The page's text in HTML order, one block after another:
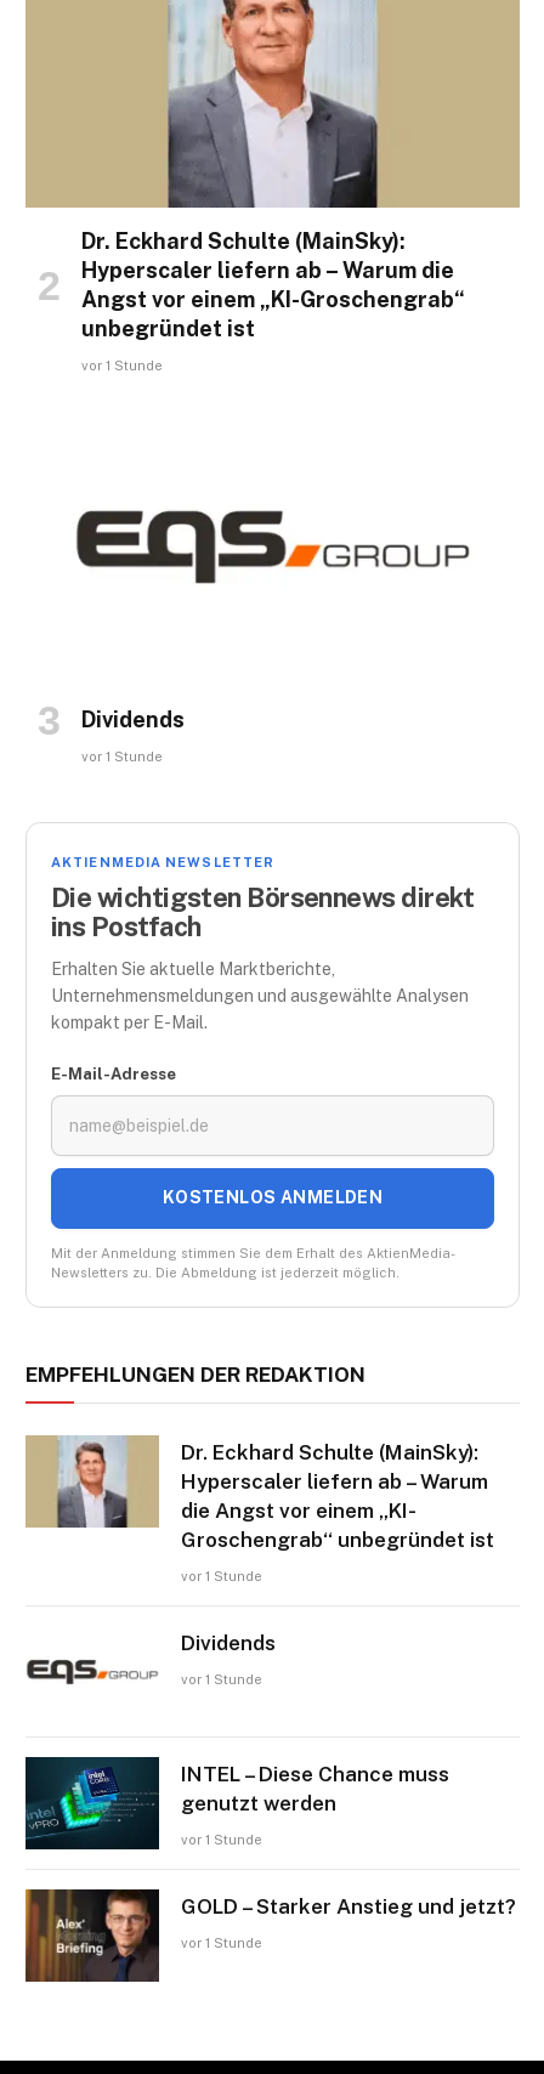
Dr. Eckhard Schulte (MainSky):
Hyperscaler liefern ab – Warum die
Angst vor einem „KI-Groschengrab“
unbegründet ist
vor 1 Stunde
Dividends
vor 1 Stunde
AKTIENMEDIA NEWSLETTER
Die wichtigsten Börsennews direkt
ins Postfach
Erhalten Sie aktuelle Marktberichte,
Unternehmensmeldungen und ausgewählte Analysen
kompakt per E-Mail.
E-Mail-Adresse
KOSTENLOS ANMELDEN
Mit der Anmeldung stimmen Sie dem Erhalt des AktienMedia-
Newsletters zu. Die Abmeldung ist jederzeit möglich.
EMPFEHLUNGEN DER REDAKTION
Dr. Eckhard Schulte (MainSky):
Hyperscaler liefern ab – Warum
die Angst vor einem „KI-
Groschengrab“ unbegründet ist
vor 1 Stunde
Dividends
vor 1 Stunde
INTEL – Diese Chance muss
genutzt werden
vor 1 Stunde
GOLD – Starker Anstieg und jetzt?
vor 1 Stunde